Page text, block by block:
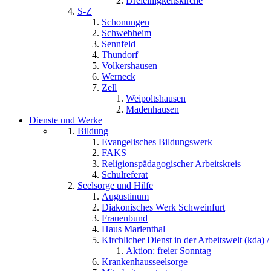
S-Z
Schonungen
Schwebheim
Sennfeld
Thundorf
Volkershausen
Werneck
Zell
Weipoltshausen
Madenhausen
Dienste und Werke
Bildung
Evangelisches Bildungswerk
FAKS
Religionspädagogischer Arbeitskreis
Schulreferat
Seelsorge und Hilfe
Augustinum
Diakonisches Werk Schweinfurt
Frauenbund
Haus Marienthal
Kirchlicher Dienst in der Arbeitswelt (kda) /
Aktion: freier Sonntag
Krankenhausseelsorge